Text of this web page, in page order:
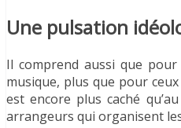
Une pulsation
Il comprend aussi que
musique, plus que pour
est encore plus caché
arrangeurs qui organisent